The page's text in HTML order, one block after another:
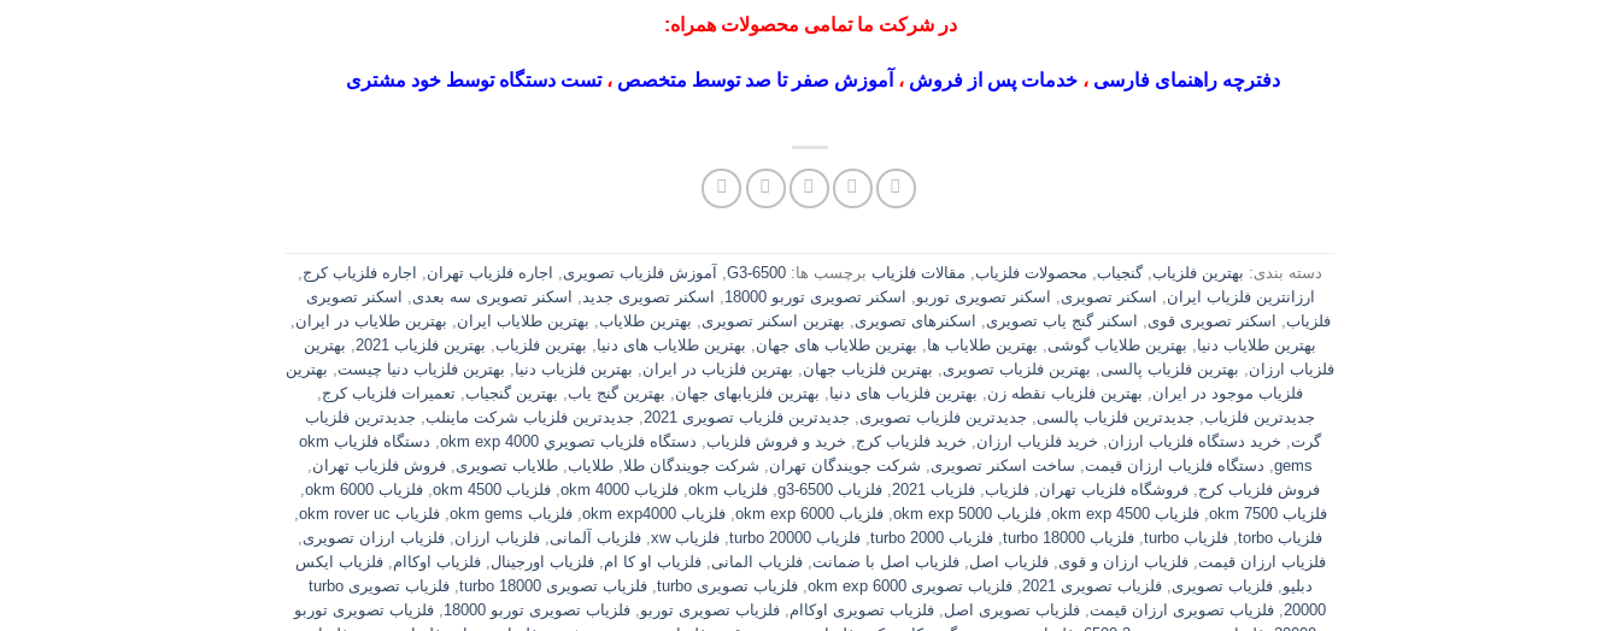
در شرکت ما تمامی محصولات همراه:
دفترچه راهنمای فارسی ،خدمات پس از فروش ، آموزش صفر تا صد توسط متخصص ،تست دستگاه توسط خود مشتری
دسته بندی: بهترین فلزیاب,گنجیاب, محصولات فلزیاب, مقالات فلزیاب برچسب ها: G3-6500
, آموزش فلزیاب تصویری, اجاره فلزیاب تهران, اجاره فلزیاب کرج,
ارزانترین فلزیاب ایران, اسکنر تصویری, اسکنر تصویری توربو, اسکنر تصویری توربو 18000 , اسکنر تصویری جدید, اسکنر تصویری سه بعدی,
اسکنر تصویری
فلزیاب, اسکنر تصویری قوی, اسکنر گنج یاب تصویری, اسکنرهای تصویری, بهترین اسکنر تصویری, بهترین طلایاب, بهترین طلایاب ایران, بهترین طلایاب در ایران,
بهترین طلایاب دنیا, بهترین طلایاب گوشی, بهترین طلایاب ها, بهترین طلایاب های جهان, بهترین طلایاب های دنیا, بهترین فلزیاب, بهترین فلزیاب 2021 , بهترین
فلزیاب ارزان, بهترین فلزیاب پالسی, بهترین فلزیاب تصویری, بهترین فلزیاب جهان, بهترین فلزیاب در ایران, بهترین فلزیاب دنیا, بهترین فلزیاب دنیا چیست, بهترین
فلزیاب موجود در ایران, بهترین فلزیاب نقطه زن, بهترین فلزیاب های دنیا, بهترین فلزیابهای جهان, بهترین گنج یاب, بهترین گنجیاب, تعمیرات فلزیاب کرج,
جدیدترین فلزیاب, جدیدترین فلزیاب پالسی, جدیدترین فلزیاب تصویری, جدیدترین فلزیاب تصویری 2021 , جدیدترین فلزیاب شرکت ماینلب, جدیدترین فلزیاب
گرت, خرید دستگاه فلزیاب ارزان, خرید فلزیاب ارزان, خرید فلزیاب کرج, خرید و فروش فلزیاب, دستگاه فلزياب تصويري okm exp 4000 ,
دستگاه فلزیاب okm
gems
, دستگاه فلزیاب ارزان قیمت, ساخت اسکنر تصویری, شرکت جویندگان تهران, شرکت جویندگان طلا, طلایاب, طلایاب تصویری, فروش فلزیاب تهران,
فروش فلزیاب کرج, فروشگاه فلزیاب تهران, فلزیاب, فلزیاب 2021 , فلزیاب g3-6500 , فلزیاب okm , فلزیاب okm 4000 , فلزیاب okm 4500 , فلزیاب okm 6000
,
فلزیاب okm 7500
,فلزیاب okm exp 4500 ,فلزیاب okm exp 5000 ,فلزیاب okm exp 6000 ,فلزیاب okm exp4000 ,فلزیاب okm gems ,فلزیاب okm rover uc
,
فلزیاب torbo
, فلزیاب turbo , فلزیاب turbo 18000 , فلزیاب turbo 2000 , فلزیاب turbo 20000 , فلزیاب xw , فلزیاب آلمانی, فلزیاب ارزان, فلزیاب ارزان تصویری,
فلزیاب ارزان قیمت,فلزیاب ارزان و قوی,فلزیاب اصل,فلزیاب اصل با ضمانت,فلزیاب المانی,فلزیاب او کا ام,فلزیاب اورجینال,فلزیاب اوکاام,فلزیاب ایکس
دبلیو,فلزیاب تصویری,فلزیاب تصویری 2021 ,فلزیاب تصویری okm exp 6000 ,فلزیاب تصویری turbo ,فلزیاب تصویری turbo 18000 ,
فلزیاب تصویری turbo
20000
, فلزیاب تصویری ارزان قیمت, فلزیاب تصویری اصل, فلزیاب تصویری اوکاام, فلزیاب تصویری توربو, فلزیاب تصویری توربو 18000 , فلزیاب تصویری توربو